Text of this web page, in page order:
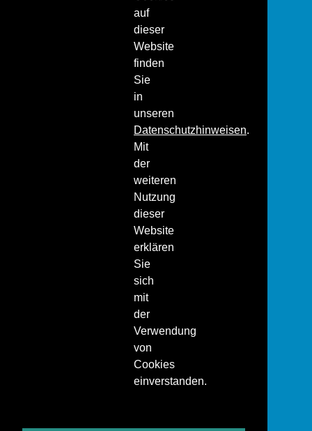
auf
dieser
Website
finden
Sie
in
unseren
Datenschutzhinweisen.
Mit
der
weiteren
Nutzung
dieser
Website
erklären
Sie
sich
mit
der
Verwendung
von
Cookies
einverstanden.